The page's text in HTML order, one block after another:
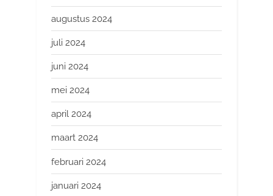
augustus 2024
juli 2024
juni 2024
mei 2024
april 2024
maart 2024
februari 2024
januari 2024